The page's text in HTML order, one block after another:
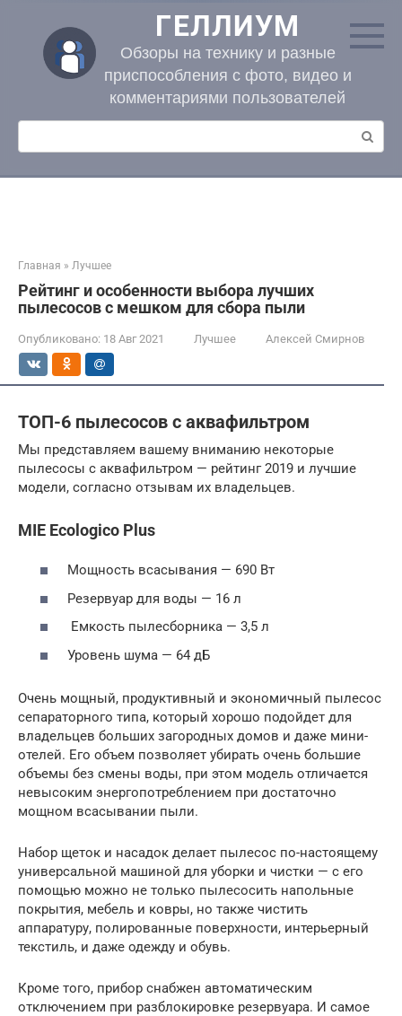
контенту
ГЕЛЛИУМ
Обзоры на технику и разные
приспособления с фото, видео и
комментариями пользователей
Поиск:
Главная » Лучшее
Рейтинг и особенности выбора лучших
пылесосов с мешком для сбора пыли
Опубликовано: 18 Авг 2021 Лучшее Алексей Смирнов
ТОП-6 пылесосов с аквафильтром
Мы представляем вашему вниманию некоторые
пылесосы с аквафильтром — рейтинг 2019 и лучшие
модели, согласно отзывам их владельцев.
MIE Ecologico Plus
Мощность всасывания — 690 Вт
Резервуар для воды — 16 л
Емкость пылесборника — 3,5 л
Уровень шума — 64 дБ
Очень мощный, продуктивный и экономичный пылесос
сепараторного типа, который хорошо подойдет для
владельцев больших загородных домов и даже мини-
отелей. Его объем позволяет убирать очень большие
объемы без смены воды, при этом модель отличается
невысоким энергопотреблением при достаточно
мощном всасывании пыли.
Набор щеток и насадок делает пылесос по-настоящему
универсальной машиной для уборки и чистки — с его
помощью можно не только пылесосить напольные
покрытия, мебель и ковры, но также чистить
аппаратуру, полированные поверхности, интерьерный
текстиль, и даже одежду и обувь.
Кроме того, прибор снабжен автоматическим
отключением при разблокировке резервуара. И самое